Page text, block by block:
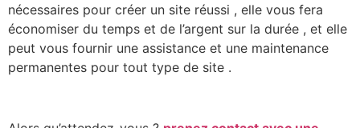
nécessaires pour créer un site réussi , elle vous fera
économiser du temps et de l’argent sur la durée , et elle
peut vous fournir une assistance et une maintenance
permanentes pour tout type de site .